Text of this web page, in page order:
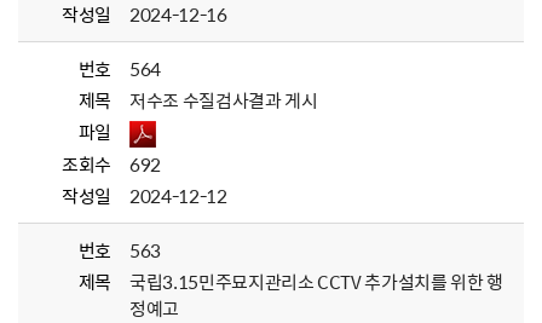
작성일
2024-12-16
번호
564
제목
저수조 수질검사결과 게시
파일
조회수
692
작성일
2024-12-12
번호
563
제목
국립3.15민주묘지관리소 CCTV 추가설치를 위한 행
정예고